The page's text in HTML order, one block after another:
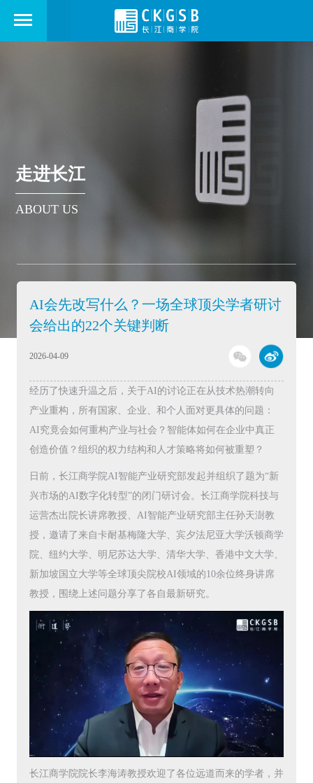
走进长江
ABOUT US
AI会先改写什么？一场全球顶尖学者研讨
会给出的22个关键判断
2026-04-09
经历了快速升温之后，关于AI的讨论正在从技术热潮转向
产业重构，所有国家、企业、和个人面对更具体的问题：
AI究竟会如何重构产业与社会？智能体如何在企业中真正
创造价值？组织的权力结构和人才策略将如何被重塑？
日前，长江商学院AI智能产业研究部发起并组织了题为“新
兴市场的AI数字化转型”的闭门研讨会。长江商学院科技与
运营杰出院长讲席教授、AI智能产业研究部主任孙天澍教
授，邀请了来自卡耐基梅隆大学、宾夕法尼亚大学沃顿商学
院、纽约大学、明尼苏达大学、清华大学、香港中文大学、
新加坡国立大学等全球顶尖院校AI领域的10余位终身讲席
教授，围绕上述问题分享了各自最新研究。
长江商学院院长李海涛教授欢迎了各位远道而来的学者，并